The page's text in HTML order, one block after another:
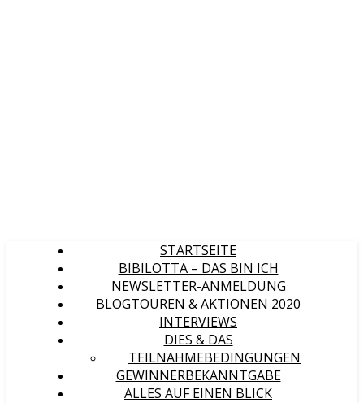
STARTSEITE
BIBILOTTA – DAS BIN ICH
NEWSLETTER-ANMELDUNG
BLOGTOUREN & AKTIONEN 2020
INTERVIEWS
DIES & DAS
TEILNAHMEBEDINGUNGEN
GEWINNERBEKANNTGABE
ALLES AUF EINEN BLICK